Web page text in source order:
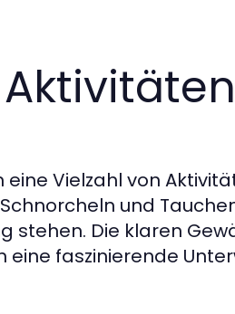
Vielzahl von
und
stehen. Die klaren
faszinierende